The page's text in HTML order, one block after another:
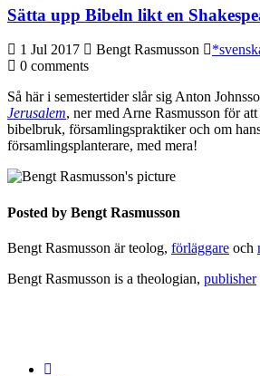
Sätta upp Bibeln likt en
1 Jul 2017 Bengt Rasmusson
0 comments
Så här i semestertider slår sig Anton
Jerusalem, ner med Arne Rasmusson för
bibelbruk, församlingspraktiker och om
församlingsplanterare, med mera!
Posted by Bengt Rasmusson
Bengt Rasmusson är teolog, förläggare och
Bengt Rasmusson is a theologian, publisher